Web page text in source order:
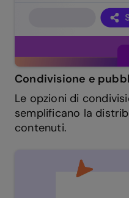
Condivisione e
Le opzioni di
semplificano la
contenuti.